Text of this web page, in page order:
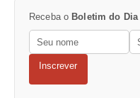
Receba o Boletim do Dia
Inscrever